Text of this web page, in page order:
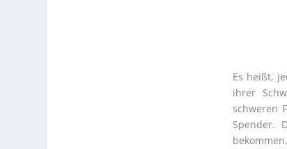
Es heißt,
ihrer
schweren
Spender.